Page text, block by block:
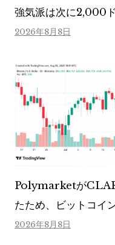
強気派は次に2,000
2026年8月8日
Polymarketが
たため、ビットコイ
2026年8月8日